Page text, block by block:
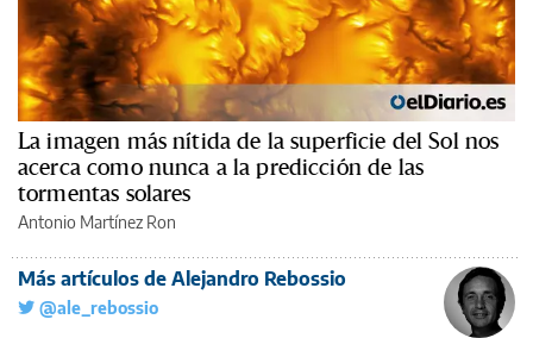
La imagen más nítida de la superficie del Sol nos
acerca como nunca a la predicción de las
tormentas solares
Antonio Martínez Ron
Más artículos de Alejandro Rebossio
@ale_rebossio